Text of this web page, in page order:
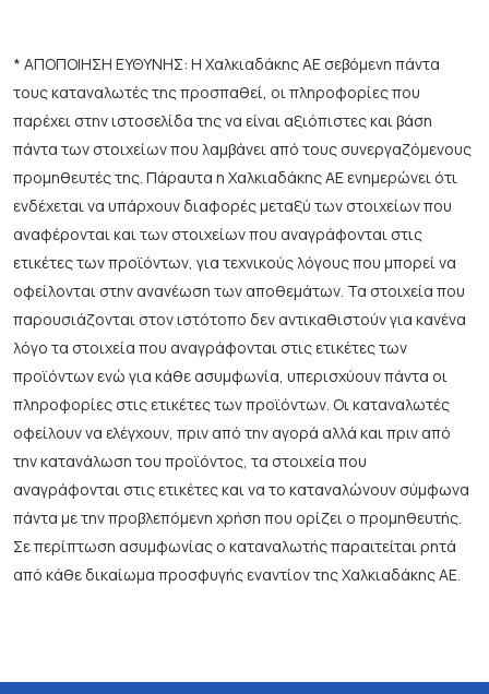
* ΑΠΟΠΟΙΗΣΗ ΕΥΘΥΝΗΣ: Η Χαλκιαδάκης ΑΕ σεβόμενη πάντα
τους καταναλωτές της προσπαθεί, οι πληροφορίες που
παρέχει στην ιστοσελίδα της να είναι αξιόπιστες και βάση
πάντα των στοιχείων που λαμβάνει από τους συνεργαζόμενους
προμηθευτές της. Πάραυτα η Χαλκιαδάκης ΑΕ ενημερώνει ότι
ενδέχεται να υπάρχουν διαφορές μεταξύ των στοιχείων που
αναφέρονται και των στοιχείων που αναγράφονται στις
ετικέτες των προϊόντων, για τεχνικούς λόγους που μπορεί να
οφείλονται στην ανανέωση των αποθεμάτων. Τα στοιχεία που
παρουσιάζονται στον ιστότοπο δεν αντικαθιστούν για κανένα
λόγο τα στοιχεία που αναγράφονται στις ετικέτες των
προϊόντων ενώ για κάθε ασυμφωνία, υπερισχύουν πάντα οι
πληροφορίες στις ετικέτες των προϊόντων. Οι καταναλωτές
οφείλουν να ελέγχουν, πριν από την αγορά αλλά και πριν από
την κατανάλωση του προϊόντος, τα στοιχεία που
αναγράφονται στις ετικέτες και να το καταναλώνουν σύμφωνα
πάντα με την προβλεπόμενη χρήση που ορίζει ο προμηθευτής.
Σε περίπτωση ασυμφωνίας ο καταναλωτής παραιτείται ρητά
από κάθε δικαίωμα προσφυγής εναντίον της Χαλκιαδάκης ΑΕ.